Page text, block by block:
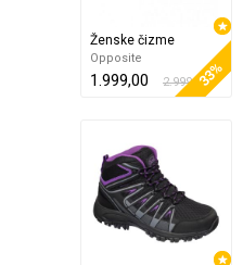
Ženske čizme
Opposite
1.999,00 2.999,0033%